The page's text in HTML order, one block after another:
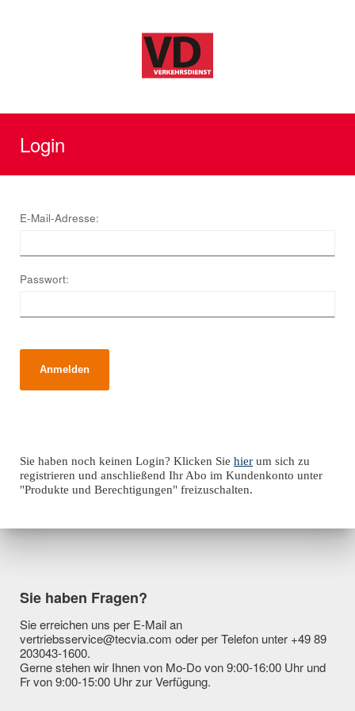
Login
E-Mail-Adresse:
Passwort:
Sie haben noch keinen Login? Klicken Sie hier um sich zu
registrieren und anschließend Ihr Abo im Kundenkonto unter
"Produkte und Berechtigungen" freizuschalten.
Sie haben Fragen?
Sie erreichen uns per E-Mail an
vertriebsservice@tecvia.com oder per Telefon unter +49 89
203043-1600.
Gerne stehen wir Ihnen von Mo-Do von 9:00-16:00 Uhr und
Fr von 9:00-15:00 Uhr zur Verfügung.